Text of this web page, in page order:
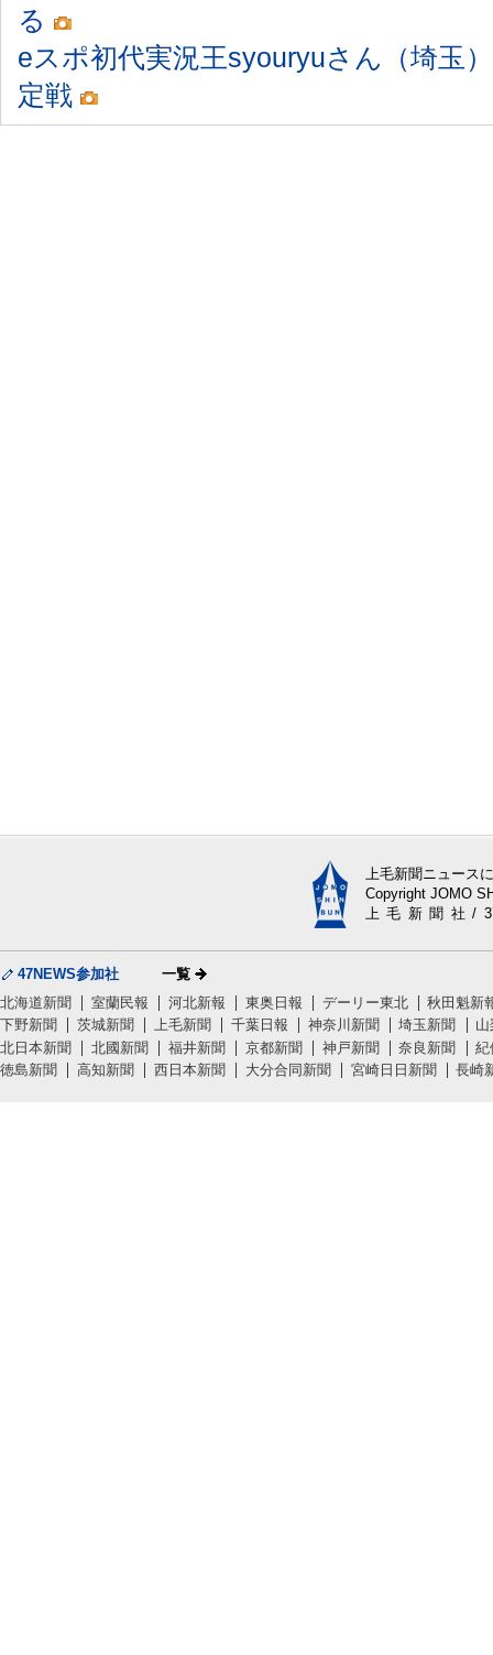
る
eスポ初代実況王syouryuさん（埼玉
定戦
上毛新聞ニュース
Copyright JOMO
上毛新聞社/
47NEWS参加社
一覧
北海道新聞
室蘭民報 河北新報 東奥日報 デーリー東北
秋田魁新
下野新聞
茨城新聞 上毛新聞 千葉日報 神奈川新聞 埼玉新聞
北日本新聞
北國新聞 福井新聞 京都新聞 神戸新聞 奈良新聞
紀
徳島新聞
高知新聞 西日本新聞 大分合同新聞 宮崎日日新聞 長崎